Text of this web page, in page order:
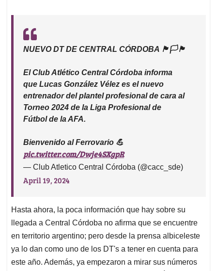
NUEVO DT DE CENTRAL CÓRDOBA 🏴🏳🏴
El Club Atlético Central Córdoba informa
que Lucas González Vélez es el nuevo
entrenador del plantel profesional de cara al
Torneo 2024 de la Liga Profesional de
Fútbol de la AFA.
Bienvenido al Ferrovario 💪
pic.twitter.com/Dwje4SXgpR
— Club Atletico Central Córdoba (@cacc_sde)
April 19, 2024
Hasta ahora, la poca información que hay sobre su
llegada a Central Córdoba no afirma que se encuentre
en territorio argentino; pero desde la prensa albiceleste
ya lo dan como uno de los DT's a tener en cuenta para
este año. Además, ya empezaron a mirar sus números